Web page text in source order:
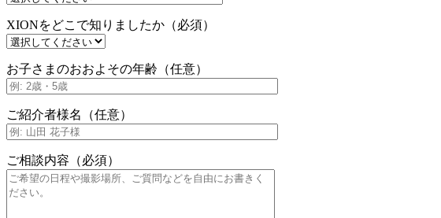
XIONをどこで知りましたか（必須）
お子さまのおおよその年齢（任意）
ご紹介者様名（任意）
ご相談内容（必須）